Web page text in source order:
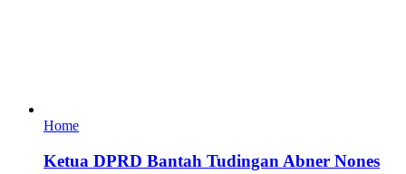
Home
Ketua DPRD Bantah Tudingan Abner Nones